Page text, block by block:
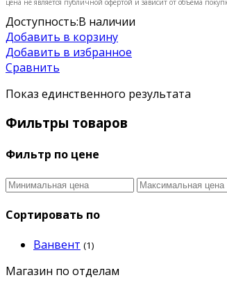
Доступность:В наличии
Добавить в корзину
Добавить в избранное
Сравнить
Показ единственного результата
Фильтры товаров
Фильтр по цене
Сортировать по
Ванвент (1)
Магазин по отделам